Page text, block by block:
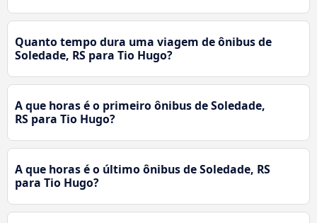
Quanto tempo dura uma viagem de ônibus de
Soledade, RS para Tio Hugo?
A que horas é o primeiro ônibus de Soledade,
RS para Tio Hugo?
A que horas é o último ônibus de Soledade, RS
para Tio Hugo?